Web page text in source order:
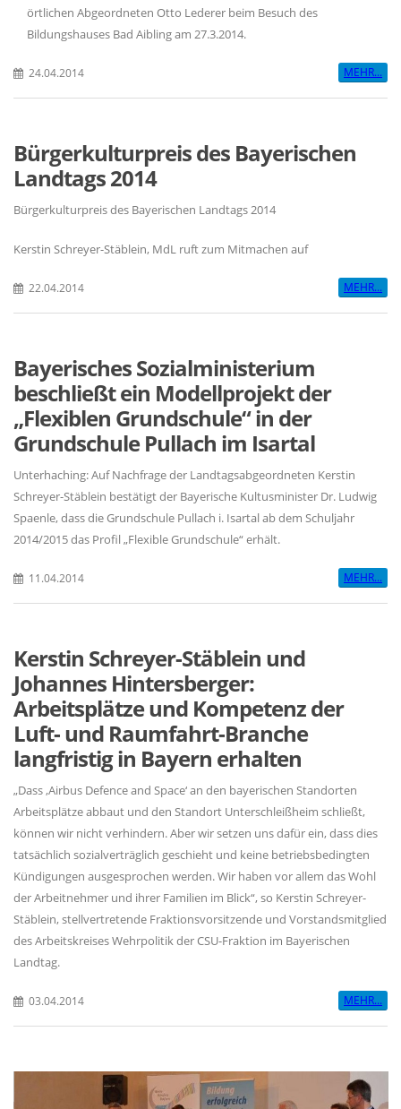
örtlichen Abgeordneten Otto Lederer beim Besuch des
Bildungshauses Bad Aibling am 27.3.2014.
24.04.2014 MEHR...
Bürgerkulturpreis des Bayerischen
Landtags 2014
Bürgerkulturpreis des Bayerischen Landtags 2014
Kerstin Schreyer-Stäblein, MdL ruft zum Mitmachen auf
22.04.2014 MEHR...
Bayerisches Sozialministerium
beschließt ein Modellprojekt der
Flexiblen Grundschule“ in der
Grundschule Pullach im Isartal
Unterhaching: Auf Nachfrage der Landtagsabgeordneten Kerstin
Schreyer-Stäblein bestätigt der Bayerische Kultusminister Dr. Ludwig
Spaenle, dass die Grundschule Pullach i. Isartal ab dem Schuljahr
2014/2015 das Profil „Flexible Grundschule“ erhält.
11.04.2014 MEHR...
Kerstin Schreyer-Stäblein und
Johannes Hintersberger:
Arbeitsplätze und Kompetenz der
Luft- und Raumfahrt-Branche
langfristig in Bayern erhalten
Dass ‚Airbus Defence and Space‘ an den bayerischen Standorten
Arbeitsplätze abbaut und den Standort Unterschleißheim schließt,
können wir nicht verhindern. Aber wir setzen uns dafür ein, dass dies
tatsächlich sozialverträglich geschieht und keine betriebsbedingten
Kündigungen ausgesprochen werden. Wir haben vor allem das Wohl
der Arbeitnehmer und ihrer Familien im Blick“, so Kerstin Schreyer-
Stäblein, stellvertretende Fraktionsvorsitzende und Vorstandsmitglied
des Arbeitskreises Wehrpolitik der CSU-Fraktion im Bayerischen
Landtag.
03.04.2014 MEHR...